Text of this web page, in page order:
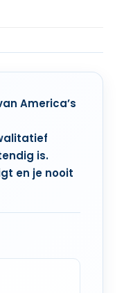
America’s
is.
en je nooit